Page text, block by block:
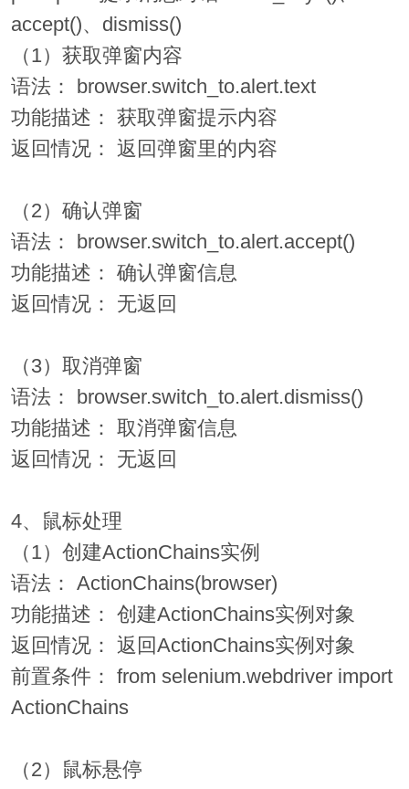
accept()、dismiss()
（1）获取弹窗内容
语法： browser.switch_to.alert.text
功能描述： 获取弹窗提示内容
返回情况： 返回弹窗里的内容
（2）确认弹窗
语法： browser.switch_to.alert.accept()
功能描述： 确认弹窗信息
返回情况： 无返回
（3）取消弹窗
语法： browser.switch_to.alert.dismiss()
功能描述： 取消弹窗信息
返回情况： 无返回
4、鼠标处理
（1）创建ActionChains实例
语法： ActionChains(browser)
功能描述： 创建ActionChains实例对象
返回情况： 返回ActionChains实例对象
前置条件： from selenium.webdriver import
ActionChains
（2）鼠标悬停